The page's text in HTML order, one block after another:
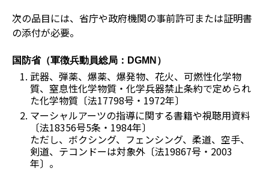
次の品目には、省庁や政府機関の事前許可または証明書
の添付が必要。
国防省（軍徴兵動員総局：DGMN）
武器、弾薬、爆薬、爆発物、花火、可燃性化学物
質、窒息性化学物質・化学兵器禁止条約で定められ
た化学物質〔法17798号・1972年〕
マーシャルアーツの指導に関する書籍や視聴用資料
〔法18356号5条・1984年〕
ただし、ボクシング、フェンシング、柔道、空手、
剣道、テコンドーは対象外〔法19867号・2003
年〕。